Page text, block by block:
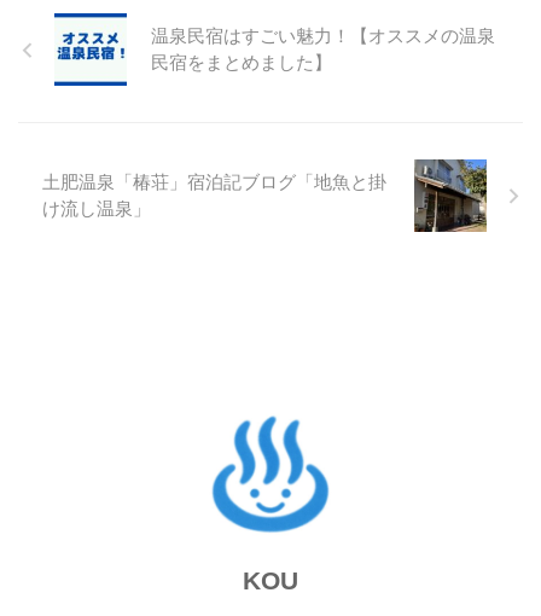
温泉民宿はすごい魅力！【オススメの温泉
民宿をまとめました】
土肥温泉「椿荘」宿泊記ブログ「地魚と掛
け流し温泉」
KOU